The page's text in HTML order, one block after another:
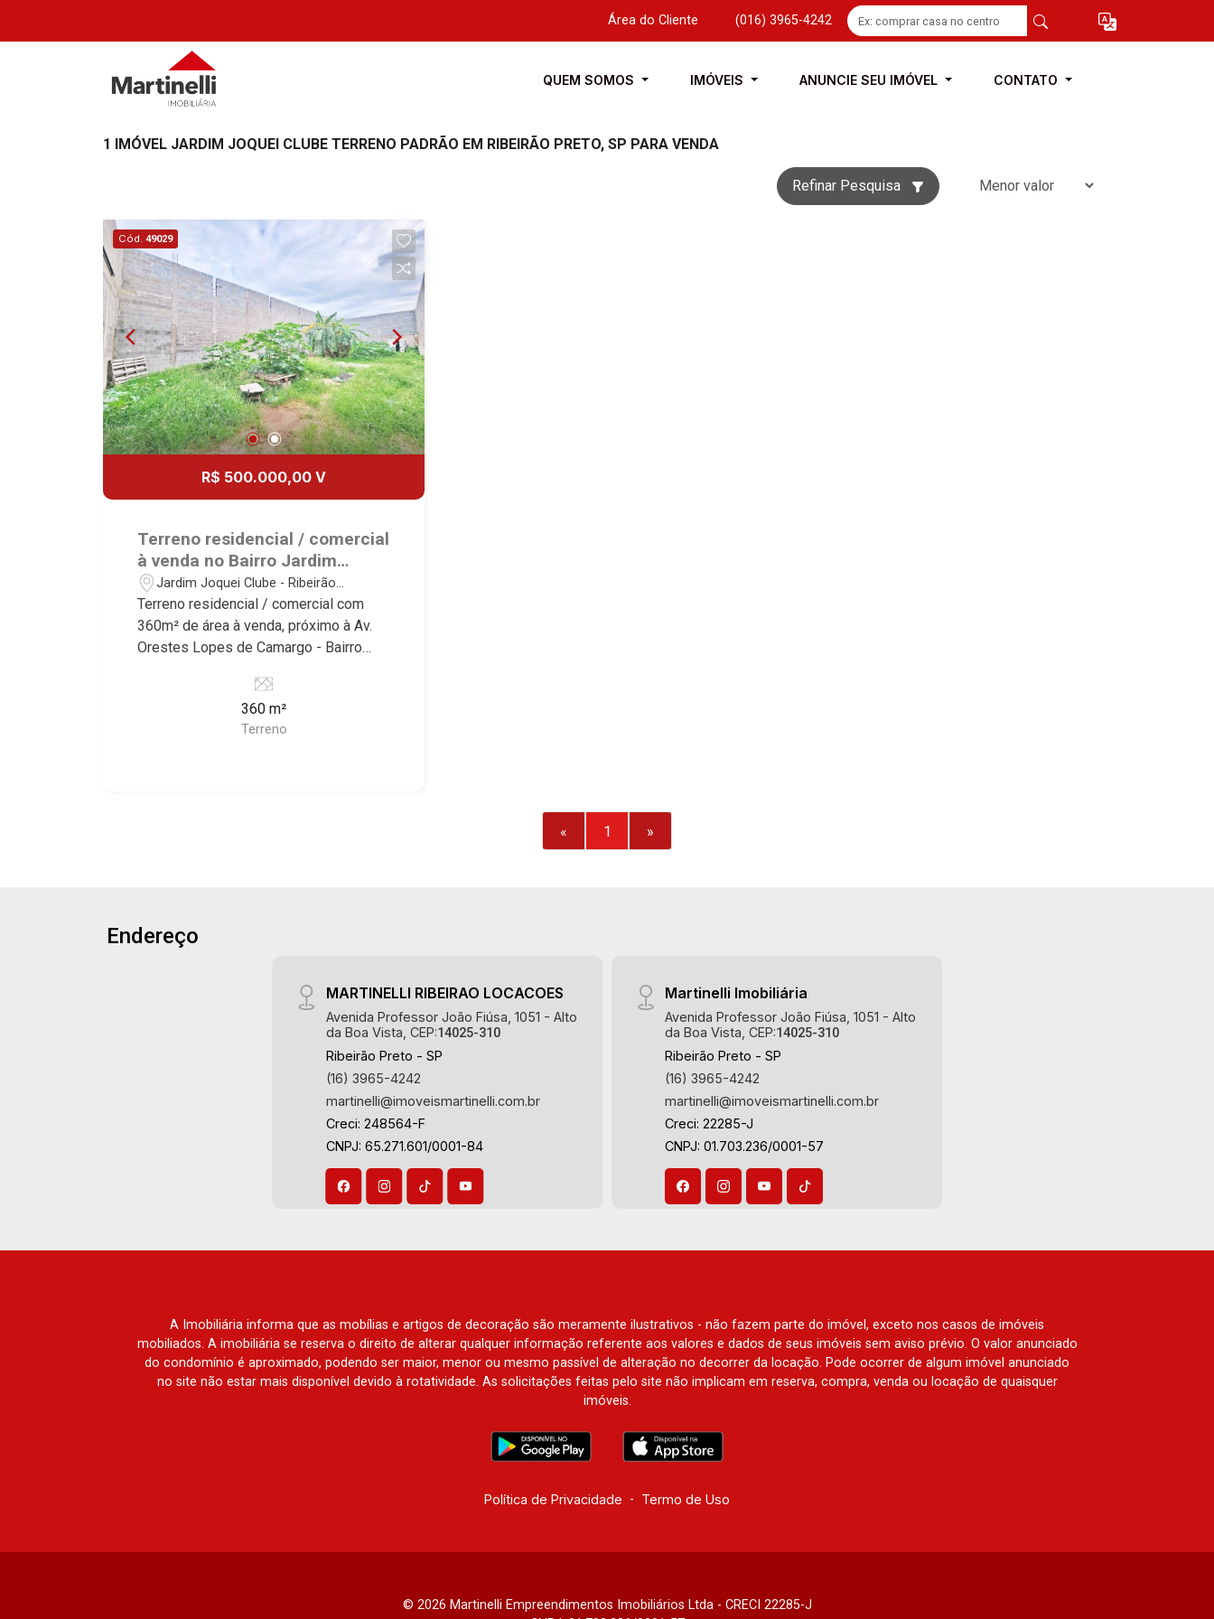
Área do Cliente (016) 3965-4242
QUEM SOMOS IMÓVEIS ANUNCIE SEU IMÓVEL CONTATO
1 IMÓVEL JARDIM JOQUEI CLUBE TERRENO PADRÃO EM RIBEIRÃO PRETO, SP PARA VENDA
Refinar Pesquisa
Cód. 49029
R$ 500.000,00 V
Terreno residencial / comercial
à venda no Bairro Jardim
Joquei Clube, próximo à Av.
Orestes Lopes de Camargo -
Ribeirão Preto/SP.
Jardim Joquei Clube - Ribeirão
Preto/SP
Terreno residencial / comercial com
360m² de área à venda, próximo à Av.
Orestes Lopes de Camargo - Bairro
deste imóvel que a Martinelli
Imobiliária selecionou para você: -
mais desejados da Zona Sul,
reconhecidos por sua segurança,
maior prestígio da região, como: Alto da
Boa Vista, Jardim Botânico, Jardim
Olhos D`Água, Vila do Golfe, City
Ribeirão, Jardim Canadá, Guaporé, Ilhas
do Sul, Jardim Nova Aliança, Boulevard,
Higienópolis, Sumaré, Jardim América,
Alto do Ipê, Jardim Irajá, Royal Park,
Jardim Califórnia, Quinta da Primavera,
Bonfim Paulista, Vila Seixas, Jardim
Macedo, Jardim São Luiz, Centro,
San Marco, Vila Romana, Bosque dos
Juritis, Jardim dos Guaporés e Bella
Città Residencial e Industrial. Avenida
João Fiúsa, 1051 - Alto da Boa Vista |
360 m²
Terreno
« 1 »
Endereço
MARTINELLI RIBEIRAO LOCACOES
Avenida Professor João Fiúsa, 1051 - Alto
da Boa Vista, CEP:14025-310
Ribeirão Preto - SP
(16) 3965-4242
martinelli@imoveismartinelli.com.br
Creci: 248564-F
CNPJ: 65.271.601/0001-84
Martinelli Imobiliária
Avenida Professor João Fiúsa, 1051 - Alto
da Boa Vista, CEP:14025-310
Ribeirão Preto - SP
(16) 3965-4242
martinelli@imoveismartinelli.com.br
Creci: 22285-J
CNPJ: 01.703.236/0001-57
A Imobiliária informa que as mobílias e artigos de decoração são meramente ilustrativos - não fazem parte do imóvel, exceto nos casos de imóveis
mobiliados. A imobiliária se reserva o direito de alterar qualquer informação referente aos valores e dados de seus imóveis sem aviso prévio. O valor anunciado
do condomínio é aproximado, podendo ser maior, menor ou mesmo passível de alteração no decorrer da locação. Pode ocorrer de algum imóvel anunciado
no site não estar mais disponível devido à rotatividade. As solicitações feitas pelo site não implicam em reserva, compra, venda ou locação de quaisquer
imóveis.
Política de Privacidade - Termo de Uso
© 2026 Martinelli Empreendimentos Imobiliários Ltda - CRECI 22285-J